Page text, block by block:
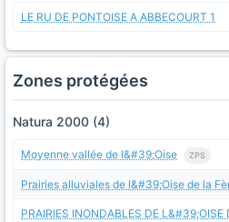
LE RU DE PONTOISE A ABBECOURT 1
Zones protégées
Natura 2000 (4)
Moyenne vallée de l&#39;Oise ZPS
Prairies alluviales de l&#39;Oise de la
PRAIRIES INONDABLES DE